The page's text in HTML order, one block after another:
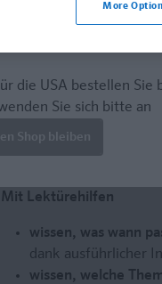
Mit Lektürehilfen
wissen, was wann
dank ausführlicher
wissen, welche
die USA bestellen Sie
Sie sich bitte an
Shop bleiben
More